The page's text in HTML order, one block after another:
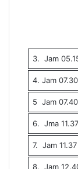
3. Jam
4. Jam
5 Jam
6. Jma
7. Jam
8. Jam